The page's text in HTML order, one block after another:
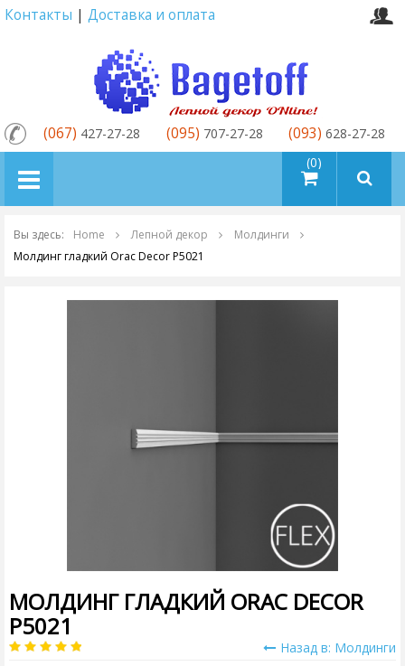
Контакты | Доставка и оплата
товаров (0)
(067) 427-27-28 (095) 707-27-28 (093) 628-27-28
Вы здесь: Home Лепной декор
Молдинги
Молдинг гладкий Orac Decor P5021
МОЛДИНГ ГЛАДКИЙ ORAC DECOR
P5021
Назад в: Молдинги